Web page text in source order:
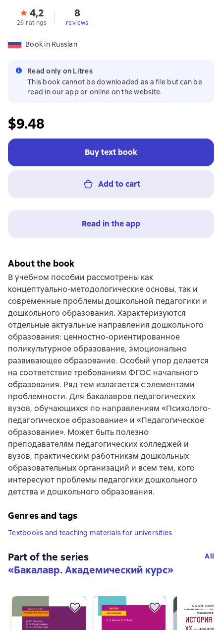
4,2
26 ratings
8
reviews
Book in Russian
Read only on Litres
This book cannot be downloaded as a file but can be
read in our app or online on the website.
$9.48
Buy text book
Add to cart
Read in the app
About the book
В учебном пособии рассмотрены как
концептуально-методологические основы, так и
современные проблемы дошкольной педагогики и
дошкольного образования. Характеризуются
отдельные актуальные направления дошкольного
образования: ценностно-ориентированное
поликультурное образование, эмоционально
развивающее образование. Особый упор делается
на соответствие требованиям ФГОС начального
образования. Ряд тем излагается с элементами
проблемности. Для бакалавров педагогических
вузов, обучающихся по направлениям «Психолого-
педагогическое образование» и «Педагогическое
образование». Может быть полезно
преподавателям педагогических колледжей и
вузов, практическим работникам дошкольных
образовательных организаций и всем тем, кого
интересуют проблемы педагогики дошкольного
детства и дошкольного образования.
Genres and tags
Textbooks and teaching materials for universities
Part of the series
«Бакалавр. Академический курс»
All